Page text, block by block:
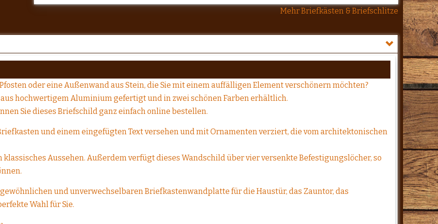
Mehr Briefkästen & Briefschlitze
oder eine Außenwand aus Stein, die Sie mit einem auffälligen Element verschönern möchten?
hochwertigem Aluminium gefertigt und in zwei schönen Farben erhältlich.
Sie dieses Briefschild ganz einfach online bestellen.
und einem eingefügten Text versehen und mit Ornamenten verziert, die vom architektonischen
Aussehen. Außerdem verfügt dieses Wandschild über vier versenkte Befestigungslöcher, so
und unverwechselbaren Briefkastenwandplatte für die Haustür, das Zauntor, das
Wahl für Sie.